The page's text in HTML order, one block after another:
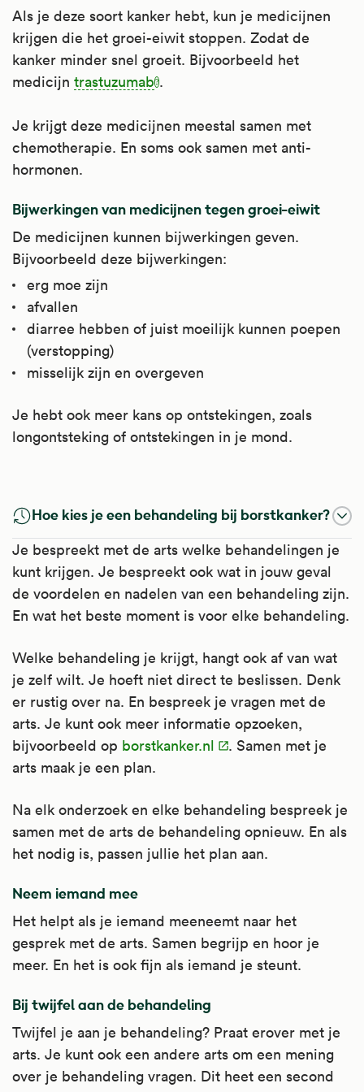
Apotheek.nl
.
Als je deze soort kanker hebt, kun je medicijnen
krijgen die het groei-eiwit stoppen. Zodat de
kanker minder snel groeit. Bijvoorbeeld het
medicijn trastuzumab .
Je krijgt deze medicijnen meestal samen met
chemotherapie. En soms ook samen met anti-
hormonen.
Bijwerkingen van medicijnen tegen groei-eiwit
De medicijnen kunnen bijwerkingen geven.
Bijvoorbeeld deze bijwerkingen:
erg moe zijn
afvallen
diarree hebben of juist moeilijk kunnen poepen
(verstopping)
misselijk zijn en overgeven
Je hebt ook meer kans op ontstekingen, zoals
longontsteking of ontstekingen in je mond.
Trastuzumab is een monoklonaal antilichaam.
Dit is een doelgerichte kankerremmende stof
('targeted therapy'). Het kan aan onderdelen
van een kankercel vast gaan zitten en deze
daardoor onschadelijk maken.
Artsen schrijven het voor bij bepaalde
vormen van borstkanker en maagkanker.
Kijk voor meer informatie op
Apotheek.nl
Hoe kies je een behandeling bij borstkanker?
Je bespreekt met de arts welke behandelingen je
kunt krijgen. Je bespreekt ook wat in jouw geval
de voordelen en nadelen van een behandeling zijn.
En wat het beste moment is voor elke behandeling.
Welke behandeling je krijgt, hangt ook af van wat
je zelf wilt. Je hoeft niet direct te beslissen. Denk
er rustig over na. En bespreek je vragen met de
arts. Je kunt ook meer informatie opzoeken,
bijvoorbeeld op borstkanker.nl
. Samen met je
arts maak je een plan.
Na elk onderzoek en elke behandeling bespreek je
samen met de arts de behandeling opnieuw. En als
het nodig is, passen jullie het plan aan.
Neem iemand mee
Het helpt als je iemand meeneemt naar het
gesprek met de arts. Samen begrijp en hoor je
meer. En het is ook fijn als iemand je steunt.
Bij twijfel aan de behandeling
Twijfel je aan je behandeling? Praat erover met je
arts. Je kunt ook een andere arts om een mening
over je behandeling vragen. Dit heet een second